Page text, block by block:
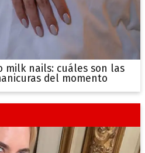
milk nails: cuáles son las
del momento